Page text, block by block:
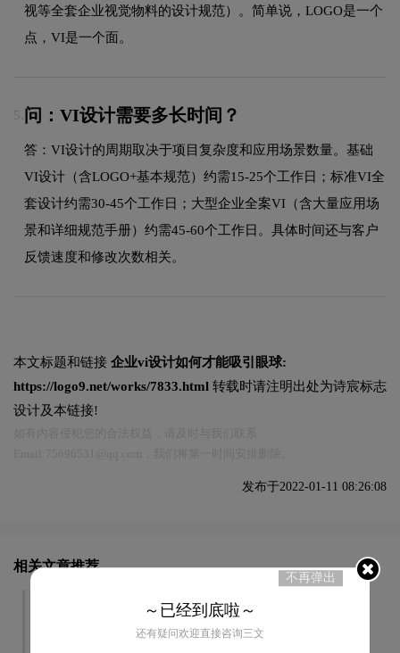
视等全套企业视觉物料的设计规范）。简单说，LOGO是一个
点，VI是一个面。
5. 问：VI设计需要多长时间？
答：VI设计的周期取决于项目复杂度和应用场景数量。基础
VI设计（含LOGO+基本规范）约需15-25个工作日；标准VI全
套设计约需30-45个工作日；大型企业全案VI（含大量应用场
景和详细规范手册）约需45-60个工作日。具体时间还与客户
反馈速度和修改次数相关。
本文标题和链接 企业vi设计如何才能吸引眼球:
https://logo9.net/works/7833.html 转载时请注明出处为诗宸标志
设计及本链接!
发布于2022-01-11 08:26:08
相关文章推荐
企业vi设计影响的因素是什
企业vi设计应该重视哪些方
面
不再弹出
～已经到底啦～
还有疑问欢迎直接咨询三文